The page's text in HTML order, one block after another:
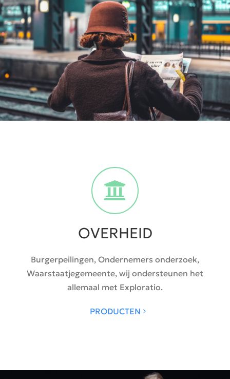
OVERHEID
Burgerpeilingen, Ondernemers onderzoek,
Waarstaatjegemeente, wij ondersteunen het
allemaal met Exploratio.
PRODUCTEN